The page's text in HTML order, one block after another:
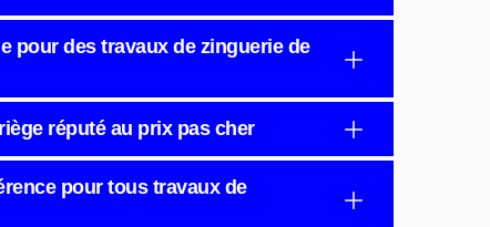
pour des travaux de zinguerie de
réputé au prix pas cher
pour tous travaux de